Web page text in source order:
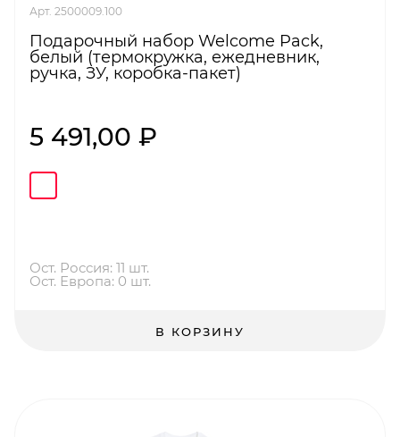
Арт. 2500009.100
Подарочный набор Welcome Pack,
белый (термокружка, ежедневник,
ручка, ЗУ, коробка-пакет)
5 491,00 ₽
Ост. Россия: 11 шт.
Ост. Европа: 0 шт.
В КОРЗИНУ